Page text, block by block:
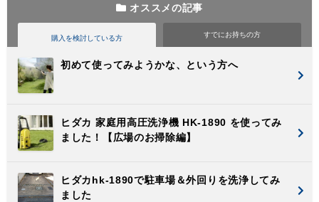
オススメの記事
購入を検討している方 すでにお持ちの方
初めて使ってみようかな、という方へ
ヒダカ 家庭用高圧洗浄機 HK-1890 を使ってみ
ました！【広場のお掃除編】
ヒダカhk-1890で駐車場＆外回りを洗浄してみ
ました